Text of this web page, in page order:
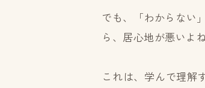
でも、「わからない
ら、居心地が悪いよね
これは、学んで理解